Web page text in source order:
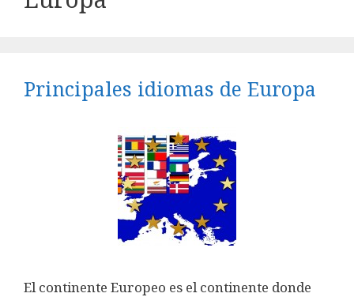
Principales idiomas de Europa
El continente Europeo es el continente donde